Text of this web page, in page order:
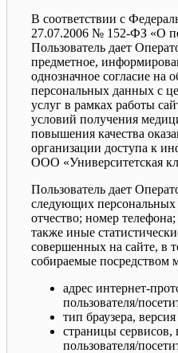
В соответствии с
27.07.2006 № 152-ФЗ «О
Пользователь дает
предметное,
однозначное согласие на
персональных данных с
услуг в рамках работы
условий получения
повышения качества
организации доступа к
ООО «Университетская
Пользователь дает
следующих
отчество; номер
также иные
совершенных на сайте, в
собираемые посредством
адрес интернет-
пользователя/
тип браузера, версия
страницы сервисов,
пользователя/